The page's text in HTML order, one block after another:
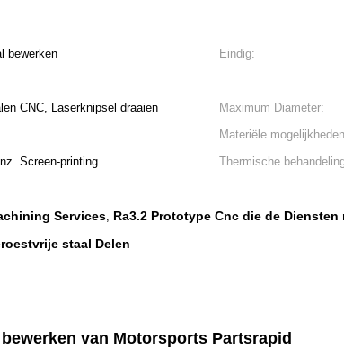
bewerken Eindig:
CNC, Laserknipsel draaien Maximum Diameter:
Materiële
Screen-printing Thermische
Services, Ra3.2 Prototype Cnc die de Diensten
staal Delen
van Motorsports Partsrapid